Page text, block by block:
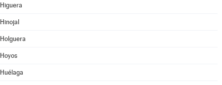
Higuera
Hinojal
Holguera
Hoyos
Huélaga